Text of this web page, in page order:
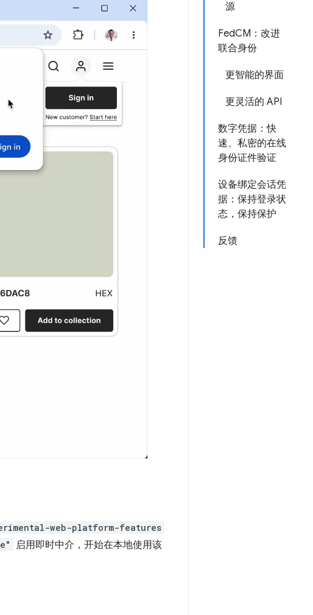
源
FedCM：改进
联合身份
更智能的界面
更灵活的 API
数字凭据：快
速、私密的在线
身份证件验证
设备绑定会话凭
据：保持登录状
态，保持保护
反馈
web-platform-features
启用即时中介，开始在本地使用该